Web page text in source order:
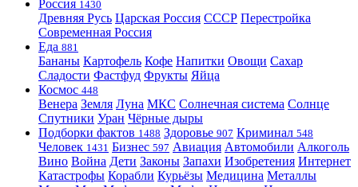
Россия 1430
Древняя Русь Царская Россия СССР Перестройка
Современная Россия
Еда 881
Бананы Картофель Кофе Напитки Овощи Сахар
Сладости Фастфуд Фрукты Яйца
Космос 448
Венера Земля Луна МКС Солнечная система Солнце
Спутники Уран Чёрные дыры
Подборки фактов 1488 Здоровье 907 Криминал 548
Человек 1431 Бизнес 597 Авиация Автомобили Алкоголь
Вино Война Дети Законы Запахи Изобретения Интернет
Катастрофы Корабли Курьёзы Медицина Металлы